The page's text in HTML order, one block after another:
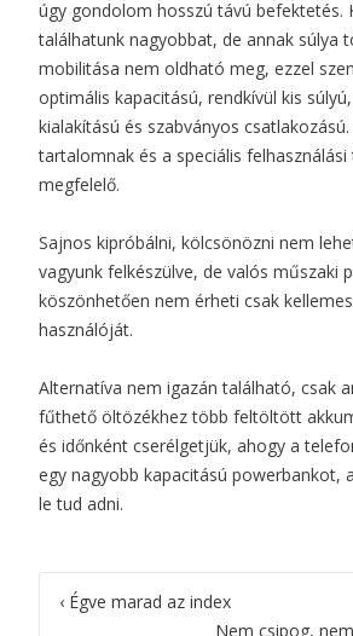
úgy gondolom hosszú távú befektetés.
találhatunk nagyobbat, de annak súlya
mobilitása nem oldható meg, ezzel
optimális kapacitású, rendkívül kis
kialakítású és szabványos
tartalomnak és a speciális
megfelelő.
Sajnos kipróbálni, kölcsönözni nem
vagyunk felkészülve, de valós műszaki
köszönhetően nem érheti csak
használóját.
Alternatíva nem igazán található, csak
fűthető öltözékhez több feltöltött
és időnként cserélgetjük, ahogy a
egy nagyobb kapacitású powerbankot,
le tud adni.
Post
‹ Égve marad az index
Nem csipog,